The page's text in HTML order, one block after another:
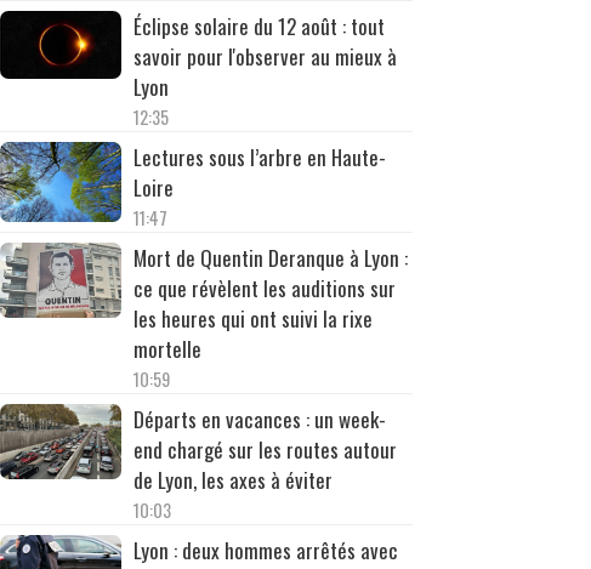
Éclipse solaire du 12 août : tout
savoir pour l'observer au mieux à
Lyon
12:35
Lectures sous l’arbre en Haute-
Loire
11:47
Mort de Quentin Deranque à Lyon :
ce que révèlent les auditions sur
les heures qui ont suivi la rixe
mortelle
10:59
Départs en vacances : un week-
end chargé sur les routes autour
de Lyon, les axes à éviter
10:03
Lyon : deux hommes arrêtés avec